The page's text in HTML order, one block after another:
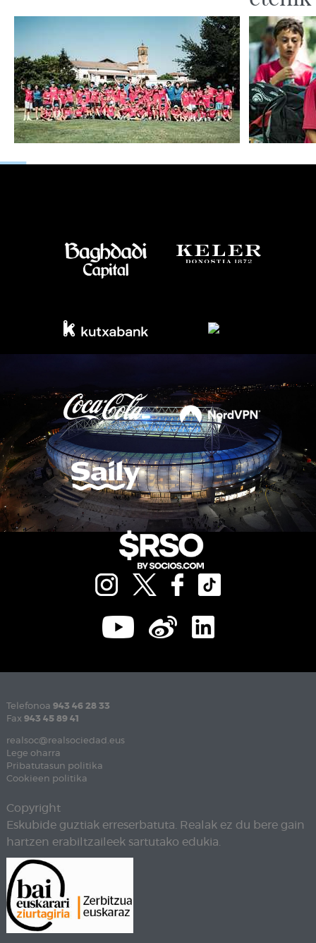
Telefonoa 943 46 28 33
Fax 943 45 89 41
realsoc@realsociedad.eus
Lege oharra
Pribatutasun politika
Cookieen politika
Copyright
Eskubide guztiak erreserbatuta. Realak ez du bere gain
hartzen erabiltzaileek sartutako edukia.